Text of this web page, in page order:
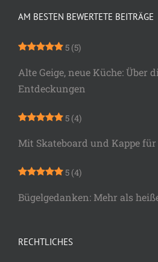
AM BESTEN BEWERTETE BEITRÄGE
5 (5)
Alte Geige, neue Küche: Über
Entdeckungen
5 (4)
Mit Skateboard und Kappe
5 (4)
Bügelgedanken: Mehr als
RECHTLICHES